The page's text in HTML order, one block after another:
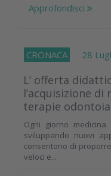
Approfondisci
CRONACA 28
L’ offerta
l’acquisizione
terapie
Ogni giorno
sviluppando nuovi
consentono di
veloci e...